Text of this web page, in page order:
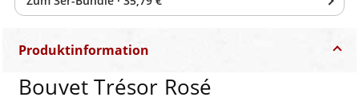
Produktinformation
Bouvet Trésor Rosé